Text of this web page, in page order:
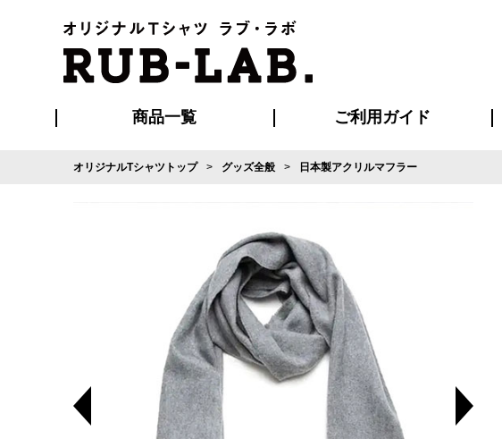
商品一覧 ご利用ガイド
ご利用ガイド
はじめての方へ
再注文の方へ
お支払い方法について
割引まとめページ
発送・特急サービスについて
版の保管期限について
マイページ会員のメリット
よくあるご質問
オリジナルTシャツトップ グッズ全般 日本製アクリルマフラー